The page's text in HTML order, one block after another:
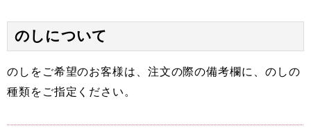
のしについて
のしをご希望のお客様は、注文の際の備考欄に、のしの
種類をご指定ください。